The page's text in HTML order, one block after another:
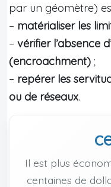
par un géomètre)
– matérialiser les
– vérifier l’absence
(encroachment) ;
– repérer les
ou de réseaux.
Il est plus
centaines de